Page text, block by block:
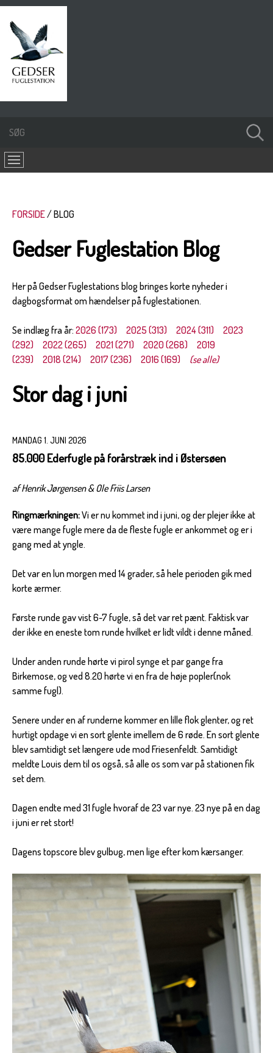
FORSIDE BLOG
Gedser Fuglestation Blog
Her på Gedser Fuglestations blog bringes korte nyheder i
dagbogsformat om hændelser på fuglestationen.
Se indlæg fra år: 2026 (173) 2025 (313) 2024 (311)
2023
(292)
2022 (265) 2021 (271) 2020 (268)
2019
(239)
2018 (214) 2017 (236) 2016 (169) (se alle)
Stor dag i juni
MANDAG 1. JUNI 2026
85.000 Ederfugle på forårstræk ind i Østersøen
af Henrik Jørgensen & Ole Friis Larsen
Ringmærkningen:Vi er nu kommet ind i juni, og der plejer ikke at
være mange fugle mere da de fleste fugle er ankommet og er i
gang med at yngle.
Det var en lun morgen med 14 grader, så hele perioden gik med
korte ærmer.
Første runde gav vist 6-7 fugle, så det var ret pænt. Faktisk var
der ikke en eneste tom runde hvilket er lidt vildt i denne måned.
Under anden runde hørte vi pirol synge et par gange fra
Birkemose, og ved 8.20 hørte vi en fra de høje popler(nok
samme fugl).
Senere under en af runderne kommer en lille flok glenter, og ret
hurtigt opdage vi en sort glente imellem de 6 røde. En sort glente
blev samtidigt set længere ude mod Friesenfeldt. Samtidigt
meldte Louis dem til os også, så alle os som var på stationen fik
set dem.
Dagen endte med 31 fugle hvoraf de 23 var nye. 23 nye på en dag
i juni er ret stort!
Dagens topscore blev gulbug, men lige efter kom kærsanger.